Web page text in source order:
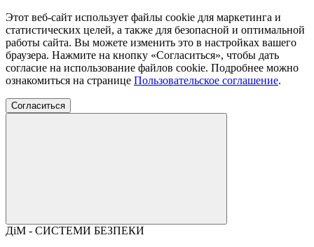
Этот веб-сайт использует файлы cookie для маркетинга и
статистических целей, а также для безопасной и оптимальной
работы сайта. Вы можете изменить это в настройках вашего
браузера. Нажмите на кнопку «Согласиться», чтобы дать
согласие на использование файлов cookie. Подробнее можно
ознакомиться на странице Пользовательское соглашение.
Согласиться
ДіМ - СИСТЕМИ БЕЗПЕКИ